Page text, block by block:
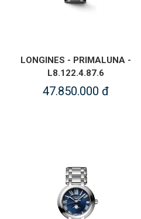
LONGINES - PRIMALUNA -
L8.122.4.87.6
47.850.000 đ